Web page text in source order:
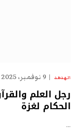
الهدهد 9 نوفمبر، 2025
رجل العلم
الحكام لغزة
…